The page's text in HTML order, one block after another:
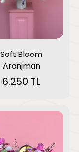
Soft Bloom
Aranjman
6.250 TL